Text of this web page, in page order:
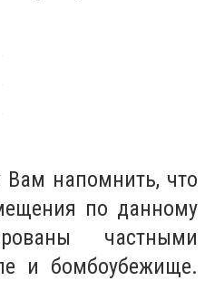
напомнить, что
по данному
частными
и бомбоубежище.